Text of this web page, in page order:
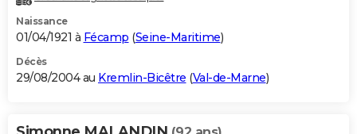
Naissance
01/04/1921 à Fécamp (Seine-Maritime)
Décès
29/08/2004 au Kremlin-Bicêtre (Val-de-Marne)